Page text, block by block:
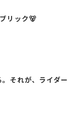
リック🐻
それが、ライダー